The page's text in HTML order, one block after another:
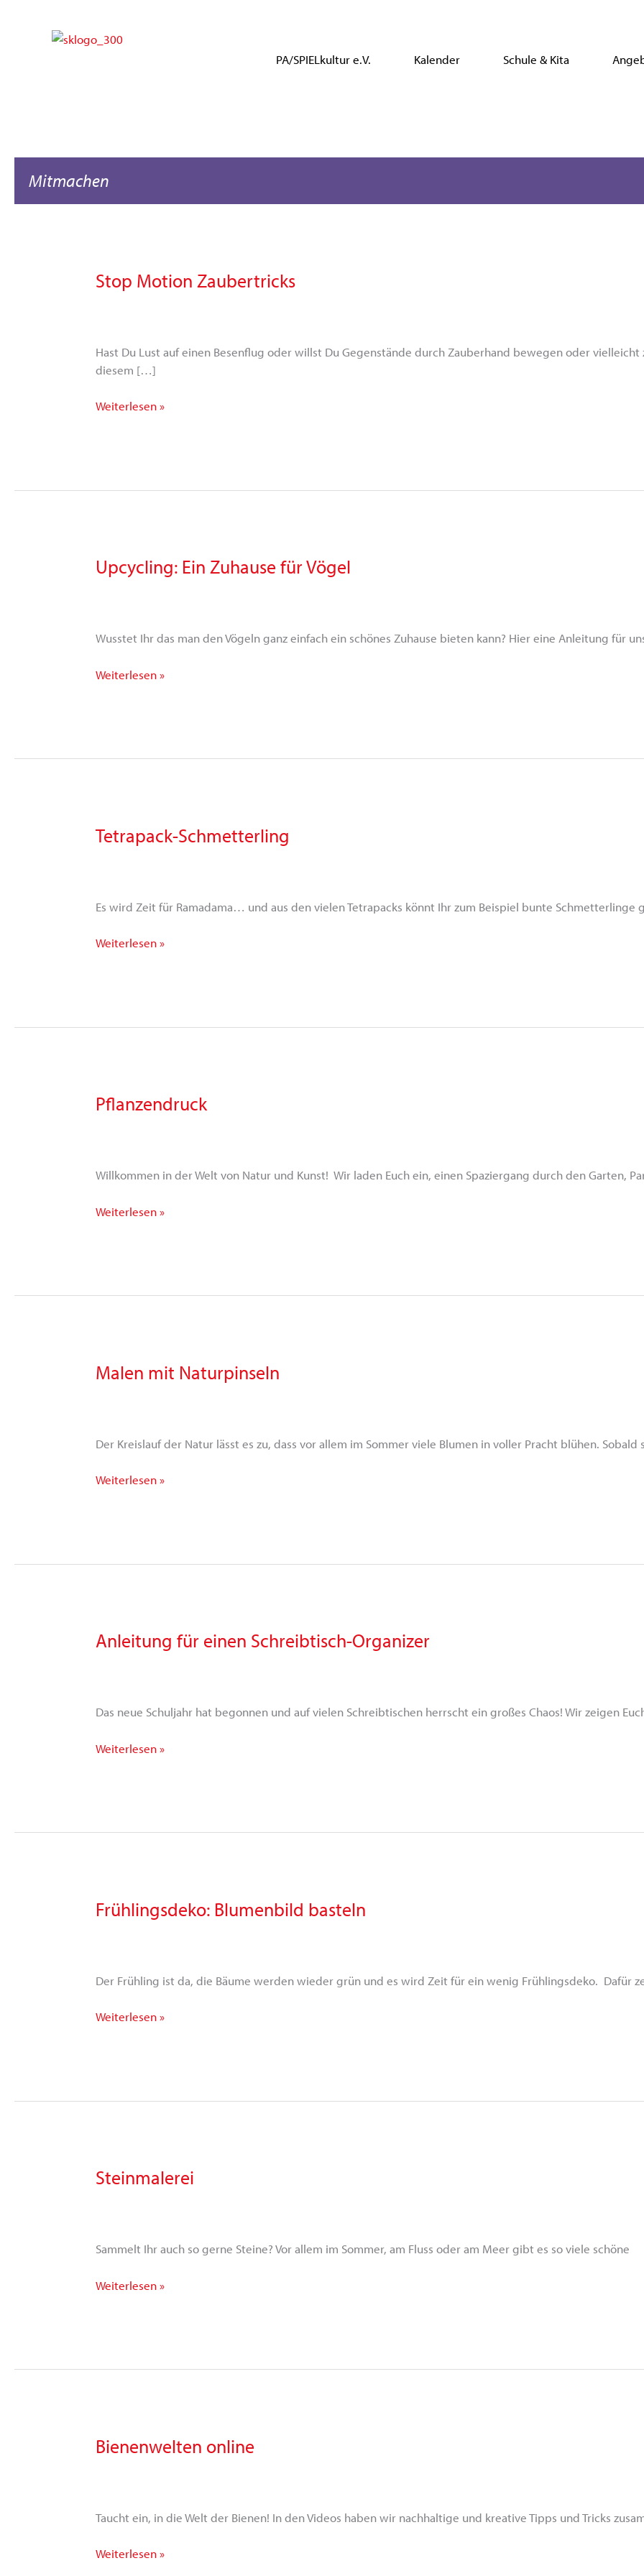
PA/SPIELkultur e.V.
Kalender Schule & Kita
Mitmachen
Stop Motion Zaubertricks
Hast Du Lust auf einen Besenflug oder willst Du Gegenstände durch Zauberhand bewegen oder
diesem […]
Stop
Motion
Weiterlesen »
Upcycling: Ein Zuhause für Vögel
Wusstet Ihr das man den Vögeln ganz einfach ein schönes Zuhause bieten kann? Hier eine Anleitung für
Upcycling:
Ein
Vögel
Weiterlesen »
Tetrapack-Schmetterling
Es wird Zeit für Ramadama… und aus den vielen Tetrapacks könnt Ihr zum Beispiel bunte Schmetterlinge
Tetrapack-
Schmetterling
Weiterlesen »
Pflanzendruck
Willkommen in der Welt von Natur und Kunst! Wir laden Euch ein, einen Spaziergang durch den Garten,
Pflanzendruck
Weiterlesen »
Malen mit Naturpinseln
Der Kreislauf der Natur lässt es zu, dass vor allem im Sommer viele Blumen in voller Pracht blühen. Sobald
Malen
Weiterlesen »
Anleitung für einen Schreibtisch-Organizer
Das neue Schuljahr hat begonnen und auf vielen Schreibtischen herrscht ein großes Chaos! Wir zeigen
Anleitung
Organizer
Weiterlesen »
Frühlingsdeko: Blumenbild basteln
Der Frühling ist da, die Bäume werden wieder grün und es wird Zeit für ein wenig Frühlingsdeko. Dafür
Frühlingsdeko:
Blumenbild
Weiterlesen »
Steinmalerei
Sammelt Ihr auch so gerne Steine? Vor allem im Sommer, am Fluss oder am Meer gibt es so viele schöne
Steinmalerei
Weiterlesen »
Bienenwelten online
Taucht ein, in die Welt der Bienen! In den Videos haben wir nachhaltige und kreative Tipps und Tricks
Bienenwelten
Weiterlesen »